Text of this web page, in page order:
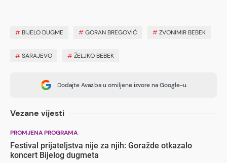
# BIJELO DUGME #GORAN BREGOVIĆ #ZVONIMIR BEBEK
#SARAJEVO #ŽELJKO BEBEK
Dodajte Avaz.ba u omiljene izvore na Google-u.
Vezane vijesti
PROMJENA PROGRAMA
Festival prijateljstva nije za njih: Goražde otkazalo
koncert Bijelog dugmeta